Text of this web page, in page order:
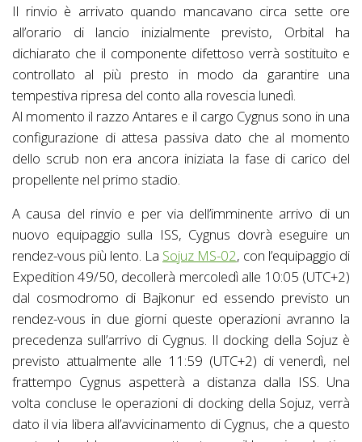
Il rinvio è arrivato quando mancavano circa sette ore
all’orario di lancio inizialmente previsto, Orbital ha
dichiarato che il componente difettoso verrà sostituito e
controllato al più presto in modo da garantire una
tempestiva ripresa del conto alla rovescia lunedì.
Al momento il razzo Antares e il cargo Cygnus sono in una
configurazione di attesa passiva dato che al momento
dello scrub non era ancora iniziata la fase di carico del
propellente nel primo stadio.
A causa del rinvio e per via dell’imminente arrivo di un
nuovo equipaggio sulla ISS, Cygnus dovrà eseguire un
rendez-vous più lento. La Sojuz MS-02, con l’equipaggio di
Expedition 49/50, decollerà mercoledì alle 10:05 (UTC+2)
dal cosmodromo di Bajkonur ed essendo previsto un
rendez-vous in due giorni queste operazioni avranno la
precedenza sull’arrivo di Cygnus. Il docking della Sojuz è
previsto attualmente alle 11:59 (UTC+2) di venerdì, nel
frattempo Cygnus aspetterà a distanza dalla ISS. Una
volta concluse le operazioni di docking della Sojuz, verrà
dato il via libera all’avvicinamento di Cygnus, che a questo